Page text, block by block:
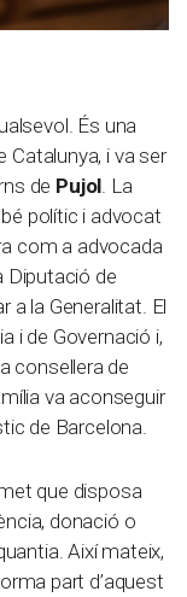
És una
Catalunya, i va ser
de Pujol . La
polític i advocat
com a advocada
Diputació de
a la Generalitat. El
i de Governació i,
consellera de
va aconseguir
de Barcelona.
que disposa
donació o
Així mateix,
part d’aquest